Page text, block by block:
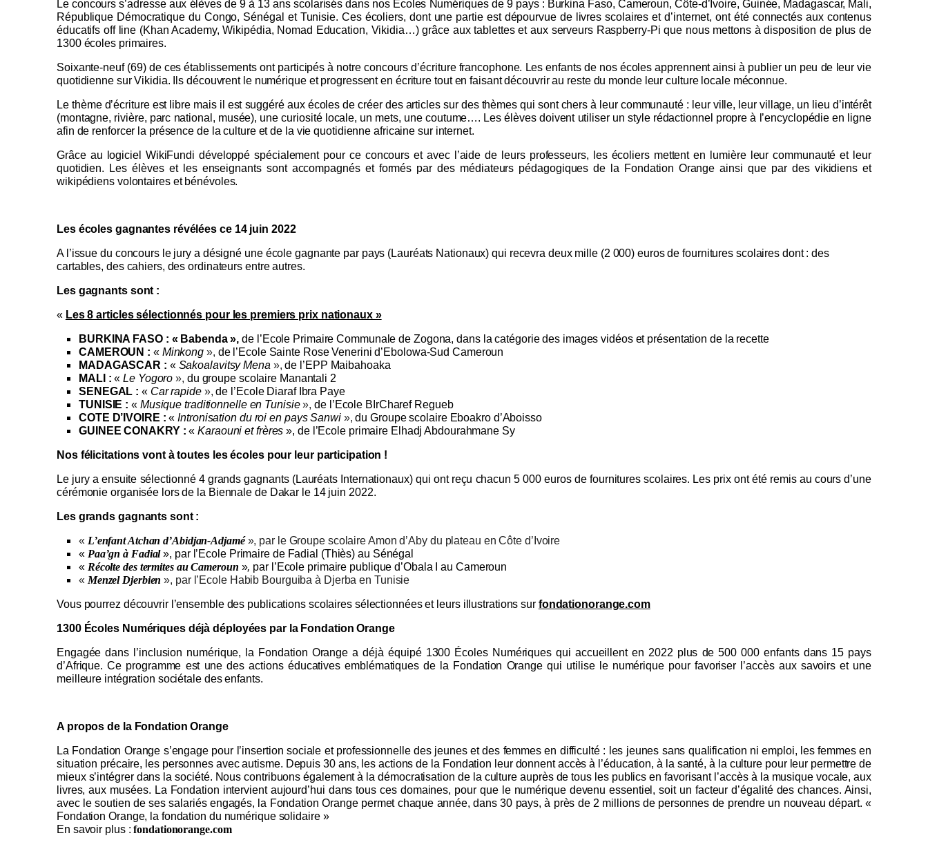
Le concours s’adresse aux élèves de 9 à 13 ans scolarisés dans nos Écoles Numériques de 9 pays : Burkina Faso, Cameroun, Côte-d’Ivoire, Guinée, Madagascar, Mali,
République Démocratique du Congo, Sénégal et Tunisie. Ces écoliers, dont une partie est dépourvue de livres scolaires et d’internet, ont été connectés aux contenus
éducatifs off line (Khan Academy, Wikipédia, Nomad Education, Vikidia…) grâce aux tablettes et aux serveurs Raspberry-Pi que nous mettons à disposition de plus de
1300 écoles primaires.
Soixante-neuf (69) de ces établissements ont participés à notre concours d’écriture francophone. Les enfants de nos écoles apprennent ainsi à publier un peu de leur vie
quotidienne sur Vikidia. Ils découvrent le numérique et progressent en écriture tout en faisant découvrir au reste du monde leur culture locale méconnue.
Le thème d’écriture est libre mais il est suggéré aux écoles de créer des articles sur des thèmes qui sont chers à leur communauté : leur ville, leur village, un lieu d’intérêt
(montagne, rivière, parc national, musée), une curiosité locale, un mets, une coutume…. Les élèves doivent utiliser un style rédactionnel propre à l’encyclopédie en ligne
afin de renforcer la présence de la culture et de la vie quotidienne africaine sur internet.
Grâce au logiciel WikiFundidéveloppé spécialement pour ce concours et avec l’aide de leurs professeurs, les écoliers mettent en lumière leur communauté et leur
quotidien. Les élèves et les enseignants sont accompagnés et formés par des médiateurs pédagogiques de la Fondation Orange ainsi que par des vikidiens et
wikipédiens volontaires et bénévoles.
Les écoles gagnantes révélées ce 14 juin 2022
A l’issue du concours le jury a désigné une école gagnante par pays (Lauréats Nationaux) qui recevra deux mille (2 000) eurosde fournitures scolaires dont : des
cartables, des cahiers, des ordinateurs entre autres.
Les gagnants sont :
« Les 8 articles sélectionnés pour les premiers prix nationaux »
BURKINA FASO : « Babenda »,de l’Ecole Primaire Communale de Zogona, dans la catégorie des images vidéos et présentation de la recette
CAMEROUN : « Minkong », de l’Ecole Sainte Rose Venerini d’Ebolowa-Sud Cameroun
MADAGASCAR : « Sakoalavitsy Mena »,de l’EPP Maibahoaka
MALI :« Le Yogoro », du groupe scolaire Manantali 2
SENEGAL : « Car rapide»,de l’Ecole Diaraf Ibra Paye
TUNISIE : « Musique traditionnelle en Tunisie»,de l’Ecole BIrCharef Regueb
COTE D’IVOIRE :« Intronisation du roi en pays Sanwi»,du Groupe scolaire Eboakro d’Aboisso
GUINEE CONAKRY :« Karaouni et frères », de l’Ecole primaire Elhadj Abdourahmane Sy
Nos félicitations vont à toutes les écoles pour leur participation !
Le jury a ensuite sélectionné 4 grands gagnants (Lauréats Internationaux) qui ont reçu chacun 5 000 euros de fournitures scolaires. Les prix ont été remis au cours d’une
cérémonie organisée lors de la Biennale de Dakar le 14 juin 2022.
Les grands gagnants sont :
« L’enfant Atchan d’Abidjan-Adjamé », par le Groupe scolaire Amon d’Aby du plateau en Côte d’Ivoire
« Paa’gn à Fadial », par l’Ecole Primaire de Fadial (Thiès) au Sénégal
« Récolte des termites au Cameroun », par l’Ecole primaire publique d’Obala I au Cameroun
« Menzel Djerbien », par l’Ecole Habib Bourguiba à Djerba en Tunisie
Vous pourrez découvrir l’ensemble des publications scolaires sélectionnées et leurs illustrations sur fondationorange.com
1300 Écoles Numériques déjà déployées par la Fondation Orange
Engagée dans l’inclusion numérique, la Fondation Orange a déjà équipé 1300 Écoles Numériques qui accueillent en 2022 plus de 500 000 enfants dans 15 pays
d’Afrique. Ce programme est une des actions éducatives emblématiques de la Fondation Orange qui utilise le numérique pour favoriser l’accès aux savoirs et une
meilleure intégration sociétale des enfants.
A propos de la Fondation Orange
La Fondation Orange s’engage pour l’insertion sociale et professionnelle des jeunes et des femmes en difficulté : les jeunes sans qualification ni emploi, les femmes en
situation précaire, les personnes avec autisme. Depuis 30 ans, les actions de la Fondation leur donnent accès à l’éducation, à la santé, à la culture pour leur permettre de
mieux s’intégrer dans la société. Nous contribuons également à la démocratisation de la culture auprès de tous les publics en favorisant l’accès à la musique vocale, aux
livres, aux musées. La Fondation intervient aujourd’hui dans tous ces domaines, pour que le numérique devenu essentiel, soit un facteur d’égalité des chances. Ainsi,
avec le soutien de ses salariés engagés, la Fondation Orange permet chaque année, dans 30 pays, à près de 2 millions de personnes de prendre un nouveau départ. «
Fondation Orange, la fondation du numérique solidaire »
En savoir plus :fondationorange.com